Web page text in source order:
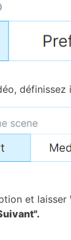
définissez
et laisser